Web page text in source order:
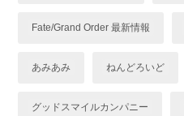
Fate/Grand Order 最新情報
あみあみ ねんどろいど
グッドスマイルカンパニー